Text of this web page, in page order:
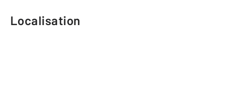
Localisation